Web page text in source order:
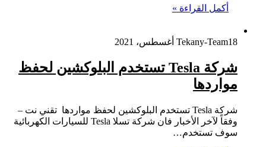
أكمل القراءة »
Tekany-Team18 أغسطس، 2021
شركة Tesla تستخدم البلوكشين لحفظ
مواردها
شركة Tesla تستخدم البلوكشين لحفظ مواردها تقني نت –
وفقاً لآخر الأخبار فان شركة تسلا Tesla للسيارات الكهربائية
سوف تستخدم…